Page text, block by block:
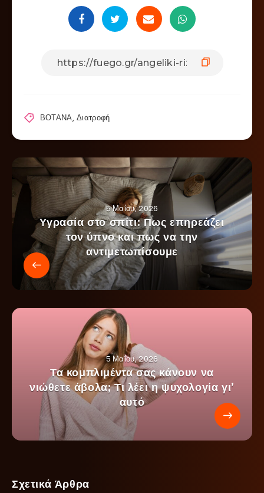
ΒΟΤΑΝΑ,Διατροφή
5 Μαΐου, 2026
Υγρασία στο σπίτι: Πως επηρεάζει
τον ύπνο και πως να την
αντιμετωπίσουμε
5 Μαΐου, 2026
Τα κομπλιμέντα σας κάνουν να
νιώθετε άβολα; Τι λέει η ψυχολογία γι’
αυτό
Σχετικά Άρθρα